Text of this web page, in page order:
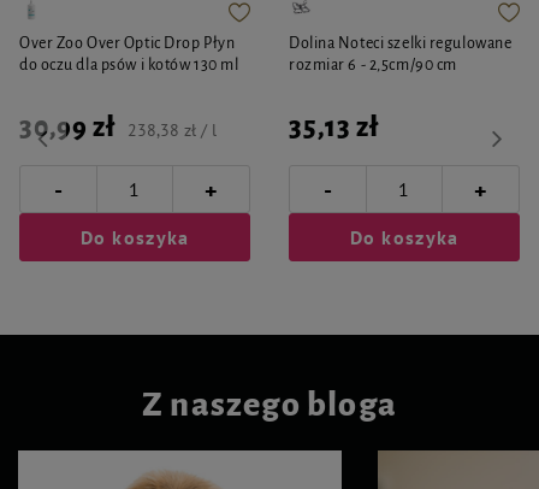
Over Zoo Over Optic Drop Płyn
do oczu dla psów i kotów 130 ml
30,99 zł 238,38 zł / l
- +
Do koszyka
Dolina Noteci szelki regulowane
rozmiar 6 - 2,5cm/90 cm
35,13 zł
- +
Do koszyka
Z naszego bloga